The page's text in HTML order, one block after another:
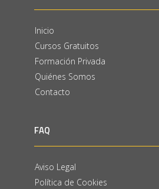
Inicio
Cursos Gratuitos
Formación Privada
Quiénes Somos
Contacto
FAQ
Aviso Legal
Política de Cookies